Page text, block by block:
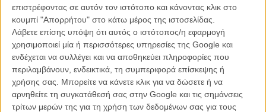
επιστρέφοντας σε αυτόν τον ιστότοπο και κάνοντας κλικ στο
κουμπί "Απορρήτου" στο κάτω μέρος της ιστοσελίδας.
Λάβετε επίσης υπόψη ότι αυτός ο ιστότοπος/η εφαρμογή
χρησιμοποιεί μία ή περισσότερες υπηρεσίες της Google και
ενδέχεται να συλλέγει και να αποθηκεύει πληροφορίες που
περιλαμβάνουν, ενδεικτικά, τη συμπεριφορά επίσκεψης ή
χρήσης σας. Μπορείτε να κάνετε κλικ για να δώσετε ή να
αρνηθείτε τη συγκατάθεσή σας στην Google και τις σημάνσεις
τρίτων μερών της για τη χρήση των δεδομένων σας για τους